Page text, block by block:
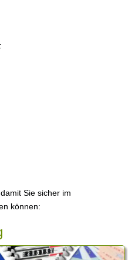
Sie sicher im
können: